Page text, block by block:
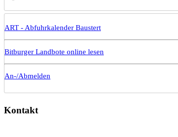
ART - Abfuhrkalender Baustert
Bitburger Landbote online lesen
An-/Abmelden
Kontakt